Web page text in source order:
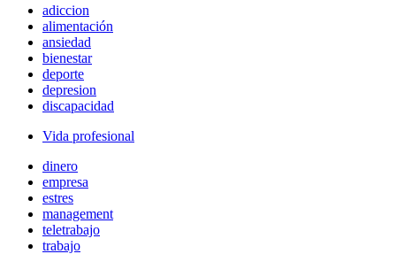
adiccion
alimentación
ansiedad
bienestar
deporte
depresion
discapacidad
Vida profesional
dinero
empresa
estres
management
teletrabajo
trabajo